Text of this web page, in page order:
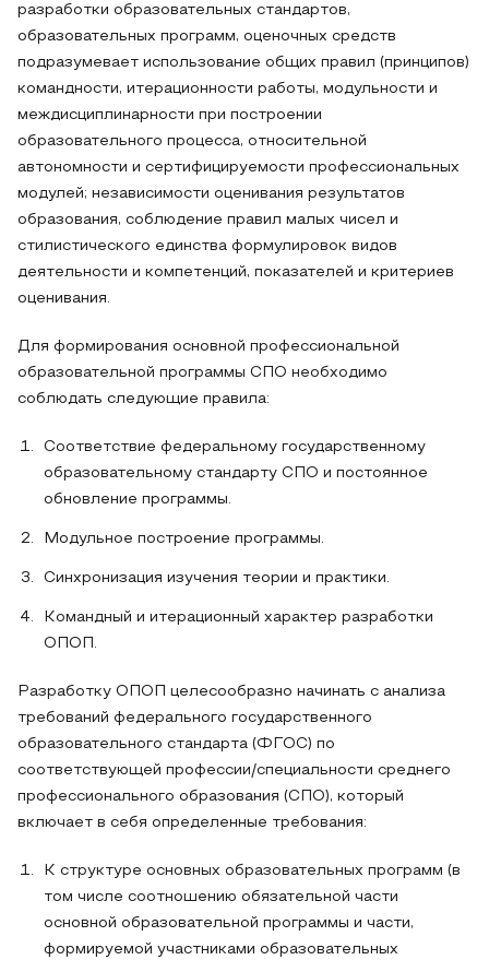
разработки образовательных стандартов,
образовательных программ, оценочных средств
подразумевает использование общих правил (принципов)
командности, итерационности работы, модульности и
междисциплинарности при построении
образовательного процесса, относительной
автономности и сертифицируемости профессиональных
модулей; независимости оценивания результатов
образования, соблюдение правил малых чисел и
стилистического единства формулировок видов
деятельности и компетенций, показателей и критериев
оценивания.
Для формирования основной профессиональной
образовательной программы СПО необходимо
соблюдать следующие правила:
Соответствие федеральному государственному
образовательному стандарту СПО и постоянное
обновление программы.
Модульное построение программы.
Синхронизация изучения теории и практики.
Командный и итерационный характер разработки
ОПОП.
Разработку ОПОП целесообразно начинать с анализа
требований федерального государственного
образовательного стандарта (ФГОС) по
соответствующей профессии/специальности среднего
профессионального образования (СПО), который
включает в себя определенные требования:
К структуре основных образовательных программ (в
том числе соотношению обязательной части
основной образовательной программы и части,
формируемой участниками образовательных